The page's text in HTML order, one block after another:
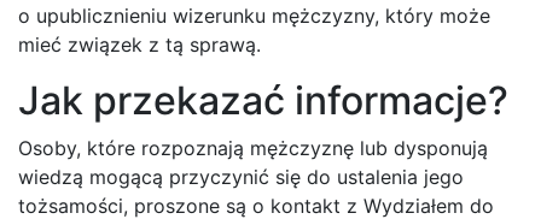
o upublicznieniu wizerunku mężczyzny, który może
mieć związek z tą sprawą.
Jak przekazać informacje?
Osoby, które rozpoznają mężczyznę lub dysponują
wiedzą mogącą przyczynić się do ustalenia jego
tożsamości, proszone są o kontakt z Wydziałem do